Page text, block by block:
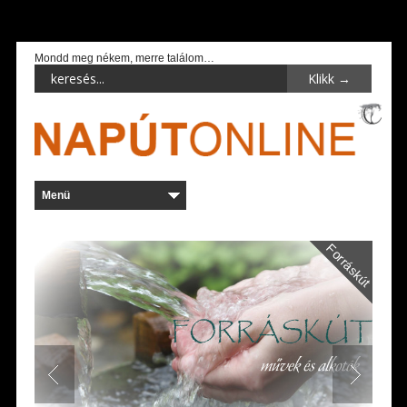
Mondd meg nékem, merre találom…
Forráskút